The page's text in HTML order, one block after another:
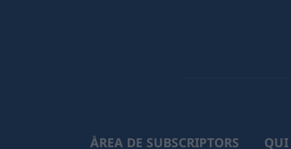
ÀREA DE SUBSCRIPTORS QUI